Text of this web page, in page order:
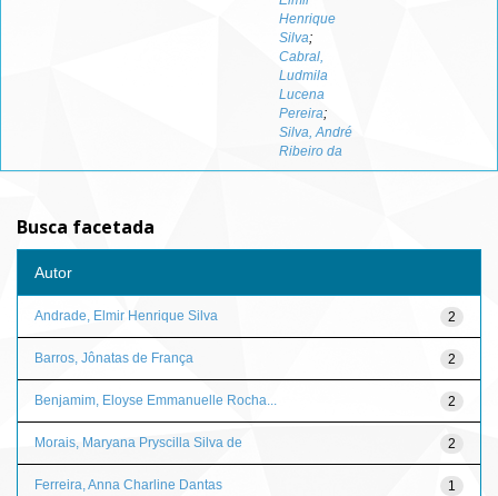
Henrique
Silva;
Cabral,
Ludmila
Lucena
Pereira;
Silva, André
Ribeiro da
Busca facetada
Autor
2
Andrade, Elmir Henrique Silva
2
Barros, Jônatas de França
2
Benjamim, Eloyse Emmanuelle Rocha...
2
Morais, Maryana Pryscilla Silva de
1
Ferreira, Anna Charline Dantas